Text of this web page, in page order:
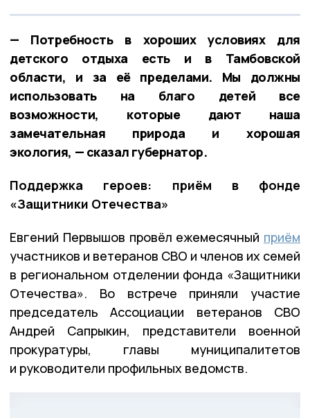
— Потребность в хороших условиях для
детского отдыха есть и в Тамбовской
области, и за её пределами. Мы должны
использовать на благо детей все
возможности, которые дают наша
замечательная природа и хорошая
экология, — сказал губернатор.
Поддержка героев: приём в фонде
«Защитники Отечества»
Евгений Первышов провёл ежемесячный приём
участников и ветеранов СВО и членов их семей
в региональном отделении фонда «Защитники
Отечества». Во встрече приняли участие
председатель Ассоциации ветеранов СВО
Андрей Сапрыкин, представители военной
прокуратуры, главы муниципалитетов
и руководители профильных ведомств.